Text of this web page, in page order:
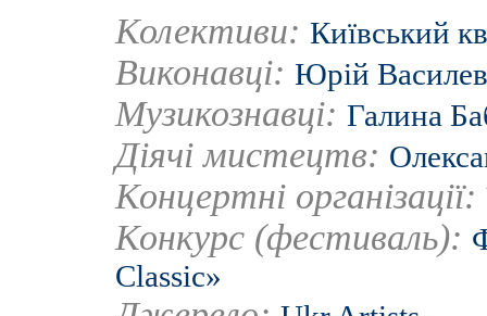
Колективи: Київський
Виконавці: Юрій
Музикознавці: Галина
Діячі мистецтв:
Концертні організації:
Конкурс (фестиваль):
Classic»